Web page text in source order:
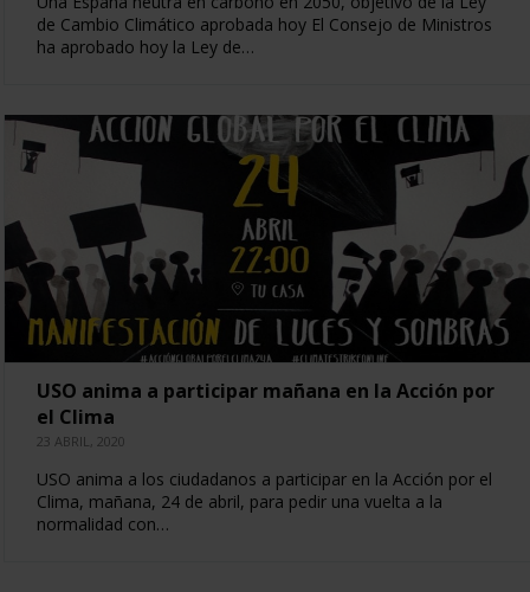
de Cambio Climático aprobada hoy El Consejo de Ministros
ha aprobado hoy la Ley de…
USO anima a participar mañana en la Acción por
el Clima
23 ABRIL, 2020
USO anima a los ciudadanos a participar en la Acción por el
Clima, mañana, 24 de abril, para pedir una vuelta a la
normalidad con…